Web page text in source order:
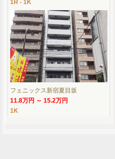
1R - 1K
フェニックス新宿夏目坂
11.8万円 ～ 15.2万円
1K